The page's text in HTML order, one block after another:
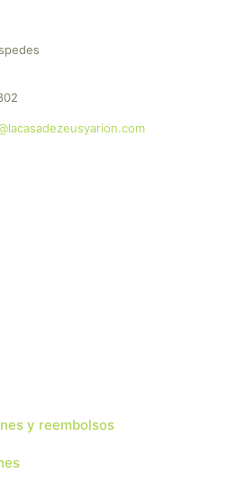
y reembolsos